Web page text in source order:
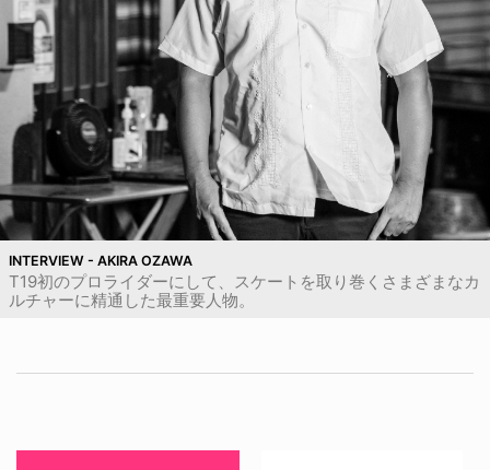
INTERVIEW - AKIRA OZAWA
T19初のプロライダーにして、スケートを取り巻くさまざまなカ
ルチャーに精通した最重要人物。